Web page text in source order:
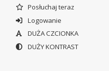
Posłuchaj teraz
Logowanie
DUŻA CZCIONKA
DUŻY KONTRAST